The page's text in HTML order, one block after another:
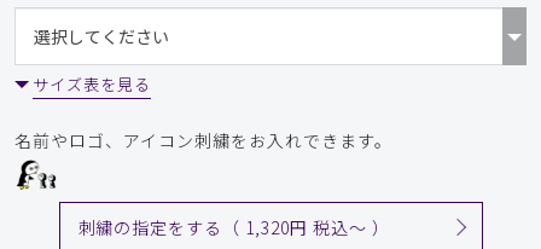
サイズ表を見る
名前やロゴ、アイコン刺繍をお入れできます。
刺繍の指定をする（ 1,320円 税込〜 ）